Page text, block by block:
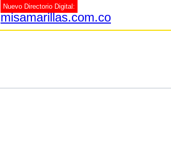
Nuevo Directorio Digital:
misamarillas.com.co